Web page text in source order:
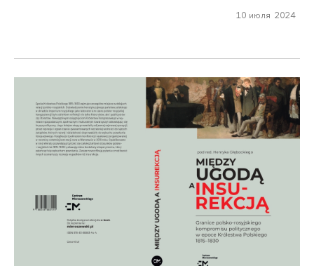
10 июля 2024